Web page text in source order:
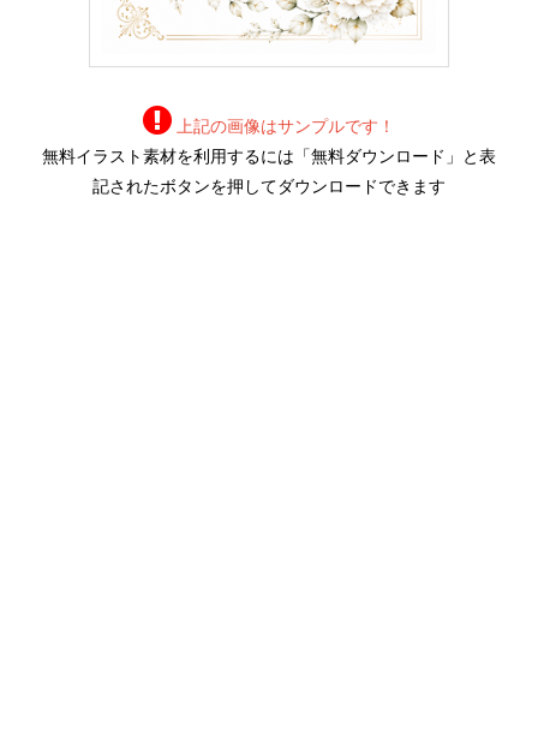
上記の画像はサンプルです！
無料イラスト素材を利用するには「無料ダウンロード」と表
記されたボタンを押してダウンロードできます